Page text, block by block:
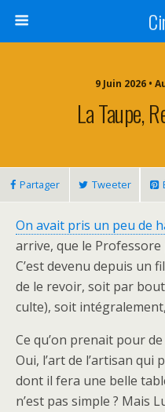
9 Juin 2026 •
La Taupe,
Partager Tweeter
On avait pris un peu de
arrive, que le
C’est devenu depuis un
de le revoir, soit par
culte), soit
Ce qu’on prenait pour
Oui, l’art de l’artisan
dont il fera une belle
n’est pas simple ? Mais